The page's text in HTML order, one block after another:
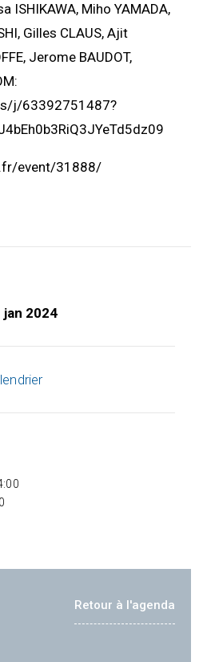
ISHIKAWA, Miho YAMADA,
Gilles CLAUS, Ajit
Jerome BAUDOT,
j/63392751487?
event/31888/
jan 2024
Retour à l'agenda